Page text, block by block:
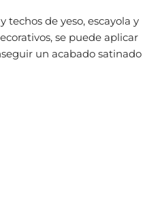
de yeso, escayola y
se puede aplicar
un acabado satinado